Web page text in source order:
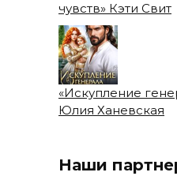
чувств» Кэти Свит
«Искупление
Юлия Ханевская
Наши